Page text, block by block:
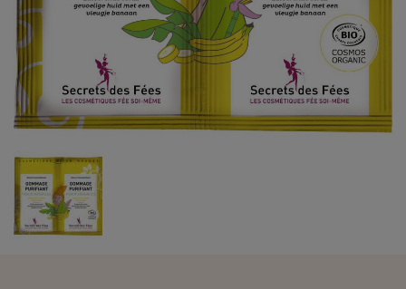
découvrir notre boutique et laissez-nous vous
ACCÈS COMPTE